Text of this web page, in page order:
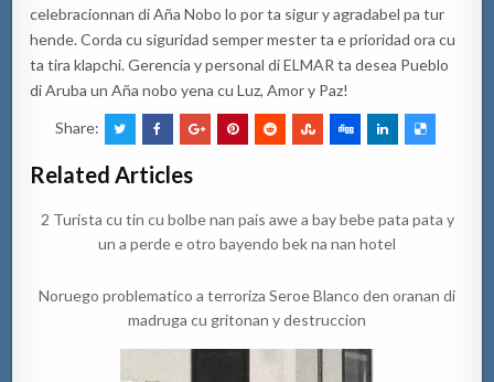
celebracionnan di Aña Nobo lo por ta sigur y agradabel pa tur
hende. Corda cu siguridad semper mester ta e prioridad ora cu
ta tira klapchi. Gerencia y personal di ELMAR ta desea Pueblo
di Aruba un Aña nobo yena cu Luz, Amor y Paz!
Share:
Related Articles
2 Turista cu tin cu bolbe nan pais awe a bay bebe pata pata y
un a perde e otro bayendo bek na nan hotel
Noruego problematico a terroriza Seroe Blanco den oranan di
madruga cu gritonan y destruccion